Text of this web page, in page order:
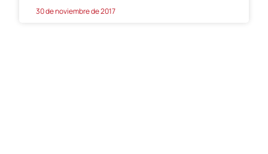
30 de noviembre de 2017